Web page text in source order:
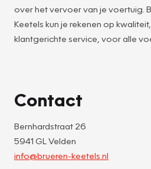
over het vervoer van je voertuig.
Keetels kun je rekenen op
klantgerichte service, voor alle
Contact
Bernhardstraat 26
5941 GL Velden
info@brueren-keetels.nl